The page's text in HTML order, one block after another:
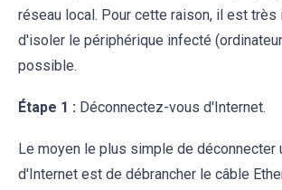
réseau local. Pour cette raison, il est très
d'isoler le périphérique infecté
possible.
Étape 1 : Déconnectez-vous d'Internet.
Le moyen le plus simple de déconnecter
d'Internet est de débrancher le câble